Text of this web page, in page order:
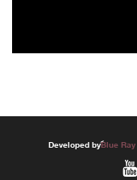
Developed byBlue